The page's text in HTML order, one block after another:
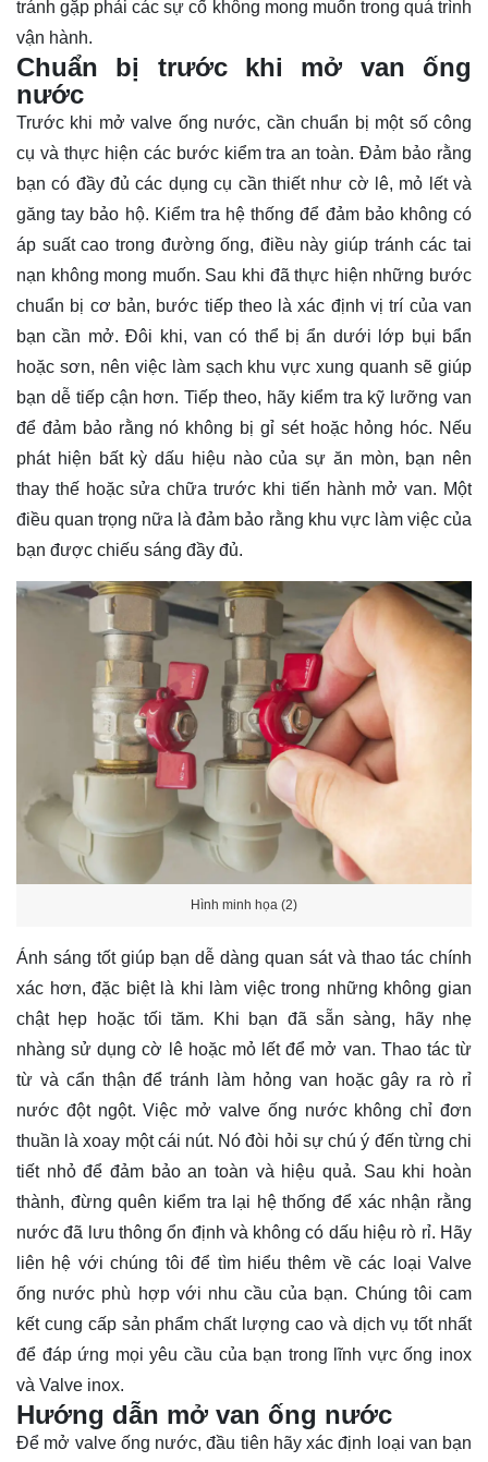
tránh gặp phải các sự cố không mong muốn trong quá trình
vận hành.
Chuẩn bị trước khi mở van ống
nước
Trước khi mở valve ống nước, cần chuẩn bị một số công
cụ và thực hiện các bước kiểm tra an toàn. Đảm bảo rằng
bạn có đầy đủ các dụng cụ cần thiết như cờ lê, mỏ lết và
găng tay bảo hộ. Kiểm tra hệ thống để đảm bảo không có
áp suất cao trong đường ống, điều này giúp tránh các tai
nạn không mong muốn. Sau khi đã thực hiện những bước
chuẩn bị cơ bản, bước tiếp theo là xác định vị trí của van
bạn cần mở. Đôi khi, van có thể bị ẩn dưới lớp bụi bẩn
hoặc sơn, nên việc làm sạch khu vực xung quanh sẽ giúp
bạn dễ tiếp cận hơn. Tiếp theo, hãy kiểm tra kỹ lưỡng van
để đảm bảo rằng nó không bị gỉ sét hoặc hỏng hóc. Nếu
phát hiện bất kỳ dấu hiệu nào của sự ăn mòn, bạn nên
thay thế hoặc sửa chữa trước khi tiến hành mở van. Một
điều quan trọng nữa là đảm bảo rằng khu vực làm việc của
bạn được chiếu sáng đầy đủ.
Hình minh họa (2)
Ánh sáng tốt giúp bạn dễ dàng quan sát và thao tác chính
xác hơn, đặc biệt là khi làm việc trong những không gian
chật hẹp hoặc tối tăm. Khi bạn đã sẵn sàng, hãy nhẹ
nhàng sử dụng cờ lê hoặc mỏ lết để mở van. Thao tác từ
từ và cẩn thận để tránh làm hỏng van hoặc gây ra rò rỉ
nước đột ngột. Việc mở valve ống nước không chỉ đơn
thuần là xoay một cái nút. Nó đòi hỏi sự chú ý đến từng chi
tiết nhỏ để đảm bảo an toàn và hiệu quả. Sau khi hoàn
thành, đừng quên kiểm tra lại hệ thống để xác nhận rằng
nước đã lưu thông ổn định và không có dấu hiệu rò rỉ. Hãy
liên hệ với chúng tôi để tìm hiểu thêm về các loại Valve
ống nước phù hợp với nhu cầu của bạn. Chúng tôi cam
kết cung cấp sản phẩm chất lượng cao và dịch vụ tốt nhất
để đáp ứng mọi yêu cầu của bạn trong lĩnh vực ống inox
và Valve inox.
Hướng dẫn mở van ống nước
Để mở valve ống nước, đầu tiên hãy xác định loại van bạn